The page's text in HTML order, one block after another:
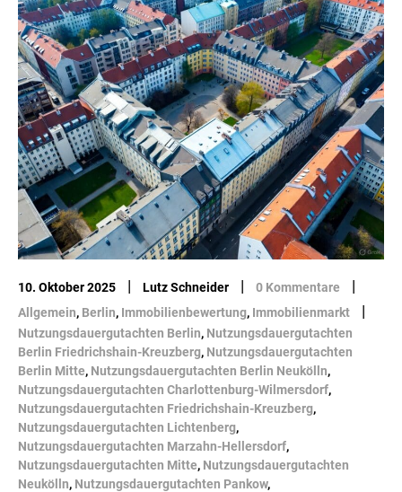
10. Oktober 2025 | Lutz Schneider | 0 Kommentare |
Allgemein, Berlin, Immobilienbewertung, Immobilienmarkt |
Nutzungsdauergutachten Berlin, Nutzungsdauergutachten
Berlin Friedrichshain-Kreuzberg, Nutzungsdauergutachten
Berlin Mitte, Nutzungsdauergutachten Berlin Neukölln,
Nutzungsdauergutachten Charlottenburg-Wilmersdorf,
Nutzungsdauergutachten Friedrichshain-Kreuzberg,
Nutzungsdauergutachten Lichtenberg,
Nutzungsdauergutachten Marzahn-Hellersdorf,
Nutzungsdauergutachten Mitte, Nutzungsdauergutachten
Neukölln, Nutzungsdauergutachten Pankow,